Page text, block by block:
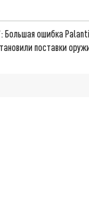
Большая ошибка
поставки